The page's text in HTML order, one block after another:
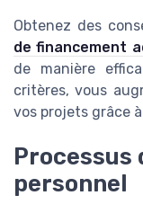
Obtenez des
de financement
de manière
critères, vous
vos projets grâce
Processus
personnel